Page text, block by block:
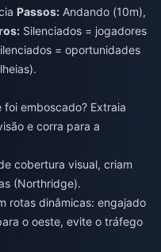
Passos: Andando (10m),
Silenciados = jogadores
= oportunidades
emboscado? Extraia
e corra para a
cobertura visual, criam
(Northridge).
rotas dinâmicas: engajado
o oeste, evite o tráfego